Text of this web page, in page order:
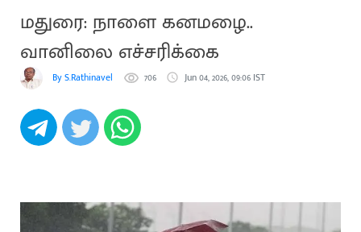
மதுரை: நாளை கனமழை..
வானிலை எச்சரிக்கை
By S.Rathinavel 706 Jun 04, 2026, 09:06 IST